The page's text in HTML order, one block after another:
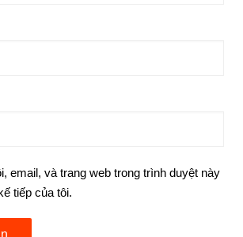
email, và trang web trong trình duyệt này
tiếp của tôi.